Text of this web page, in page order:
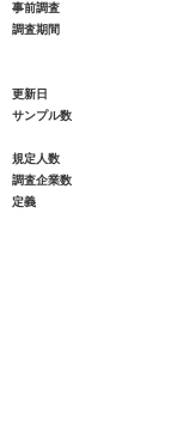
事前調査
調査期間
更新日
サンプル数
規定人数
調査企業数
定義